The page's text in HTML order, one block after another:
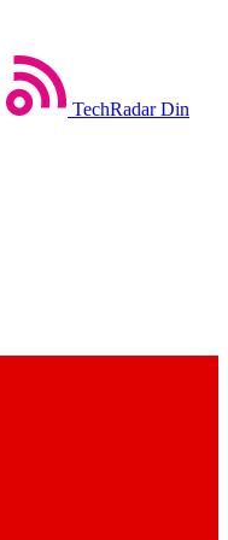
TechRadar Din